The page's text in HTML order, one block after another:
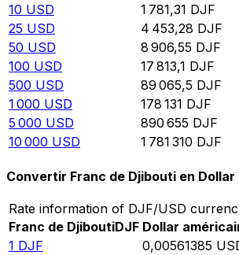
10 USD 1 781,31 DJF
25 USD 4 453,28 DJF
50 USD 8 906,55 DJF
100 USD 17 813,1 DJF
500 USD 89 065,5 DJF
1 000 USD 178 131 DJF
5 000 USD 890 655 DJF
10 000 USD 1 781 310 DJF
Convertir Franc de Djibouti en Dollar
Rate information of DJF/USD
Franc de DjiboutiDJF Dollar
1 DJF 0,00561385